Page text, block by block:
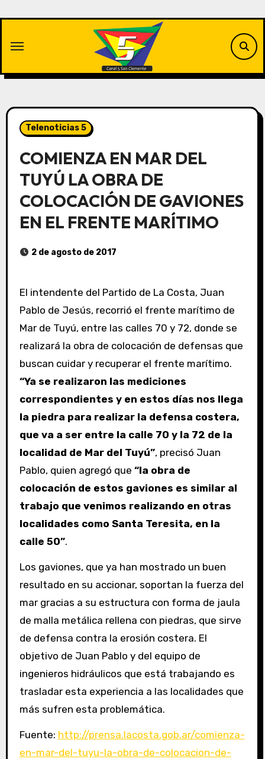
contenido
Telenoticias 5
COMIENZA EN MAR DEL
TUYÚ LA OBRA DE
COLOCACIÓN DE GAVIONES
EN EL FRENTE MARÍTIMO
2 de agosto de 2017
El intendente del Partido de La Costa, Juan
Pablo de Jesús, recorrió el frente marítimo de
Mar de Tuyú, entre las calles 70 y 72, donde se
realizará la obra de colocación de defensas que
buscan cuidar y recuperar el frente marítimo.
“Ya se realizaron las mediciones
correspondientes y en estos días nos llega
la piedra para realizar la defensa costera,
que va a ser entre la calle 70 y la 72 de la
localidad de Mar del Tuyú”, precisó Juan
Pablo, quien agregó que “la obra de
colocación de estos gaviones es similar al
trabajo que venimos realizando en otras
localidades como Santa Teresita, en la
calle 50”.
Los gaviones, que ya han mostrado un buen
resultado en su accionar, soportan la fuerza del
mar gracias a su estructura con forma de jaula
de malla metálica rellena con piedras, que sirve
de defensa contra la erosión costera. El
objetivo de Juan Pablo y del equipo de
ingenieros hidráulicos que está trabajando es
trasladar esta experiencia a las localidades que
más sufren esta problemática.
Fuente: http://prensa.lacosta.gob.ar/comienza-
en-mar-del-tuyu-la-obra-de-colocacion-de-